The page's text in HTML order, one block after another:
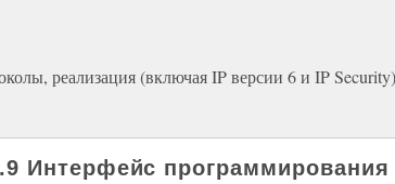
реализация (включая IP версии 6 и IP Security)
Интерфейс